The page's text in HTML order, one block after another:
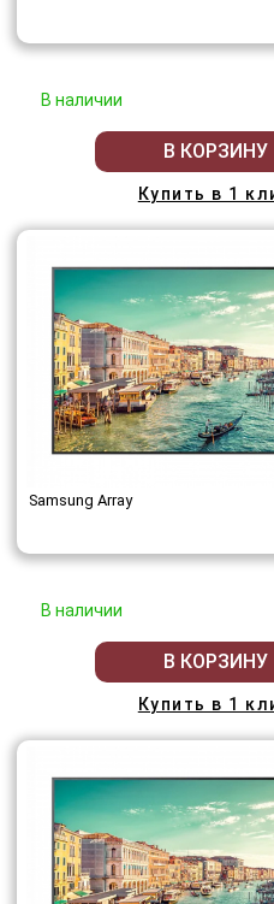
В наличии
В КОРЗИНУ
Купить в 1
Samsung Array
В наличии
В КОРЗИНУ
Купить в 1